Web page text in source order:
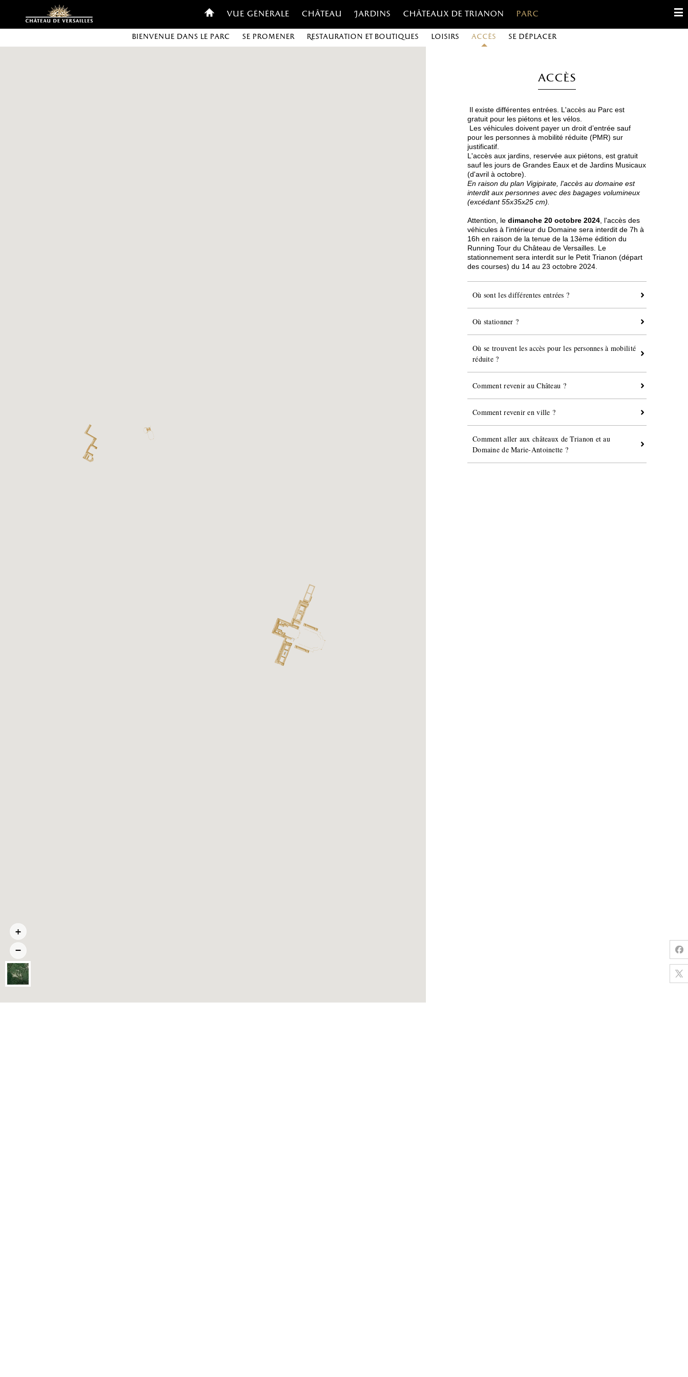
Vue générale Château Jardins Châteaux de trianon Parc
Bienvenue dans le Parc Se promener Restauration et boutiques Loisirs Accès Se déplacer
Contact
Accès
Il existe différentes entrées. L'accès au Parc est
gratuit pour les piétons et les vélos.
Les véhicules doivent payer un droit d’entrée sauf
pour les personnes à mobilité réduite (PMR) sur
justificatif.
L'accès aux jardins, reservée aux piétons, est gratuit
sauf les jours de Grandes Eaux et de Jardins Musicaux
(d'avril à octobre).
En raison du plan Vigipirate, l'accès au domaine est
interdit aux personnes avec des bagages volumineux
(excédant 55x35x25 cm).
Attention, le dimanche 20 octobre 2024, l'accès des
véhicules à l'intérieur du Domaine sera interdit de 7h à
16h en raison de la tenue de la 13ème édition du
Running Tour du Château de Versailles. Le
stationnement sera interdit sur le Petit Trianon (départ
des courses) du 14 au 23 octobre 2024.
Où sont les différentes entrées ?
Où stationner ?
Où se trouvent les accès pour les personnes à mobilité
réduite ?
Comment revenir au Château ?
Comment revenir en ville ?
Comment aller aux châteaux de Trianon et au
Domaine de Marie-Antoinette ?
Personnaliser les cookies